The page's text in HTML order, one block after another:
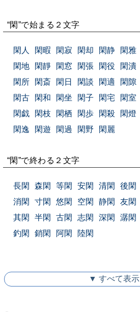
“閑”で始まる２文字
閑人 閑暇 閑寂 閑却 閑静 閑雅
閑地
閑靜 閑窓 閑張 閑役 閑潰
閑所
閑斎 閑日 閑談 閑適 閑隙
閑古
閑和 閑坐 閑子 閑宅 閑室
閑戯
閑枝 閑栖 閑歩 閑殺 閑燈
閑逸
閑遊 閑過 閑野 閑麗
“閑”で終わる２文字
長閑 森閑 等閑 安閑 清閑 後閑
消閑
寸閑 悠閑 空閑 静閑 友閑
其閑
半閑 古閑 志閑 深閑 潺閑
釣閑
銷閑 阿閑 陸閑
▼ すべて表示